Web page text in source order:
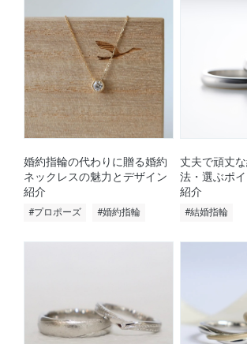
婚約指輪の代わりに贈る婚約
ネックレスの魅力とデザイン
紹介
#プロポーズ #婚約指輪
丈夫で頑丈
法・選ぶポ
紹介
#結婚指輪